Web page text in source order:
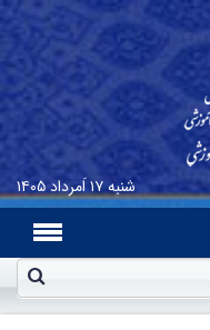
شنبه۱۷ اَمرداد ۱۴۰۵